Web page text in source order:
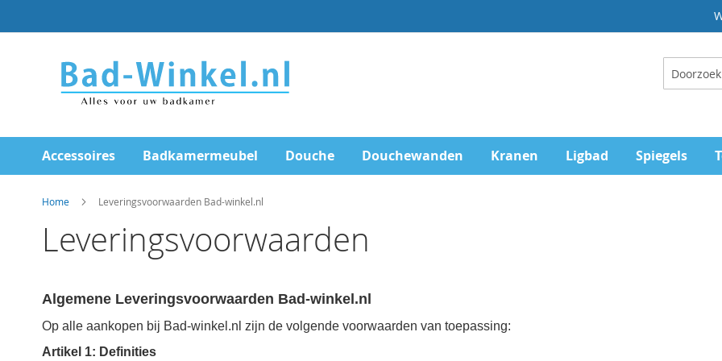
direct
naar
inhoud
Zoeken
Accessoires Badkamermeubel Douche Douchewanden Kranen Ligbad Spiegels
Home Leveringsvoorwaarden Bad-winkel.nl
Leveringsvoorwaarden
Algemene Leveringsvoorwaarden Bad-winkel.nl
Op alle aankopen bij Bad-winkel.nl zijn de volgende voorwaarden van toepassing:
Artikel 1: Definities